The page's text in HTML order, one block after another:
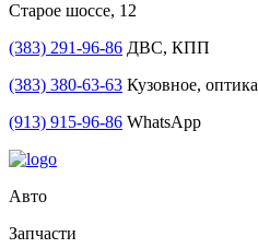
Старое шоссе, 12
(383) 291-96-86 ДВС, КПП
(383) 380-63-63 Кузовное, оптика
(913) 915-96-86 WhatsApp
Авто
Запчасти